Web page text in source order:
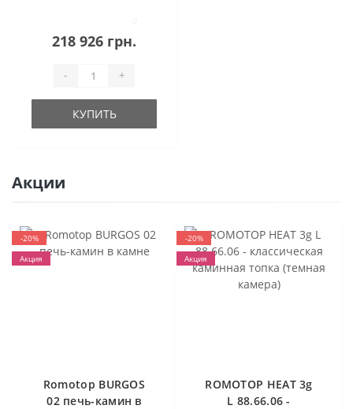
218 926 грн.
- +
КУПИТЬ
Акции
-20%
Акция
Romotop BURGOS
02 печь-камин в
-20%
Акция
ROMOTOP HEAT 3g
L 88.66.06 -